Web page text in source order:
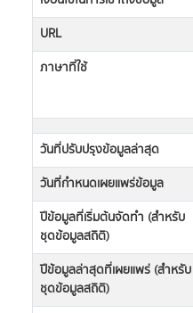
URL
ภาษาที่ใช้
วันที่ปรับปรุงข้อมูลล่าสุด
วันที่กำหนดเผยแพร่ข้อมูล
ปีข้อมูลที่เริ่มต้นจัดทำ (สำหรับ
ชุดข้อมูลสถิติ)
ปีข้อมูลล่าสุดที่เผยแพร่ (สำหรับ
ชุดข้อมูลสถิติ)